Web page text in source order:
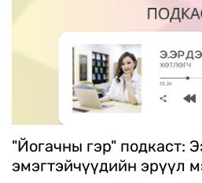
"Йогачны гэр" подкаст:
эмэгтэйчүүдийн эрүүл